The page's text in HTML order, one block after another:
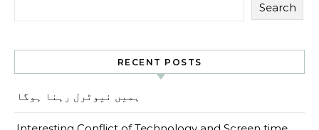
Search
RECENT POSTS
ہمیں نیوٹرل رہنا ہوگا